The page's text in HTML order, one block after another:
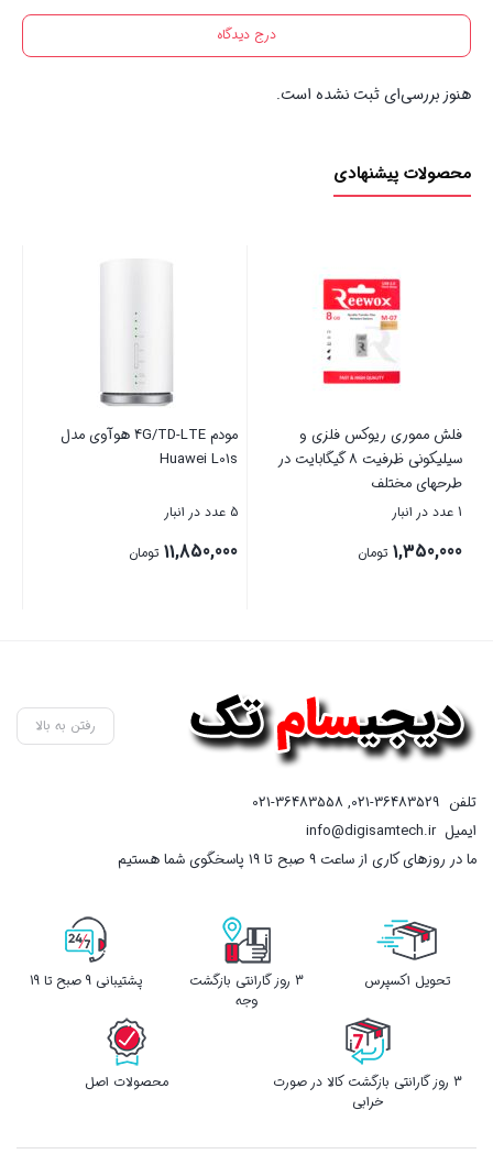
درج دیدگاه
هنوز بررسی‌ای ثبت نشده است.
محصولات پیشنهادی
فلش مموری ریوکس فلزی و
سیلیکونی ظرفیت 8 گیگابایت در
طرحهای مختلف
1 عدد در انبار
1,350,000 تومان
مودم 4G/TD-LTE هوآوی مدل
Huawei L01s
5 عدد در انبار
11,850,000 تومان
رفتن به بالا
تلفن 021-36483529
,
021-36483558
ایمیلinfo@digisamtech.ir
ما در روزهای کاری از ساعت ۹ صبح تا ۱۹ پاسخگوی شما هستیم
تحویل اکسپرس
3 روز گارانتی بازگشت
وجه
پشتیبانی 9 صبح تا 19
3 روز گارانتی بازگشت کالا در صورت
خرابی
محصولات اصل